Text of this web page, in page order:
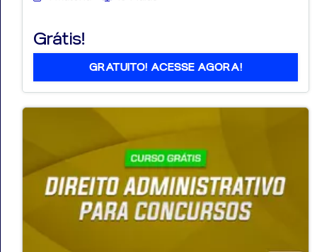
Grátis!
GRATUITO! ACESSE AGORA!